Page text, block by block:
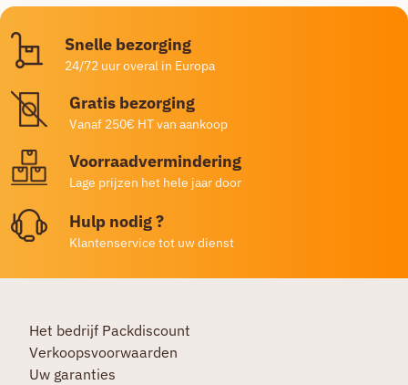
Snelle bezorging
24/72 uur overal in Europa
Gratis bezorging
Vanaf 250€ HT van aankoop
Voorraadvermindering
Lage prijzen het hele jaar door
Hulp nodig ?
Klantenservice tot uw dienst
Het bedrijf Packdiscount
Verkoopsvoorwaarden
Uw garanties